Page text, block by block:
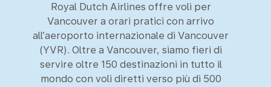
Royal Dutch Airlines offre voli per
Vancouver a orari pratici con arrivo
all’aeroporto internazionale di Vancouver
(YVR). Oltre a Vancouver, siamo fieri di
servire oltre 150 destinazioni in tutto il
mondo con voli diretti verso più di 500